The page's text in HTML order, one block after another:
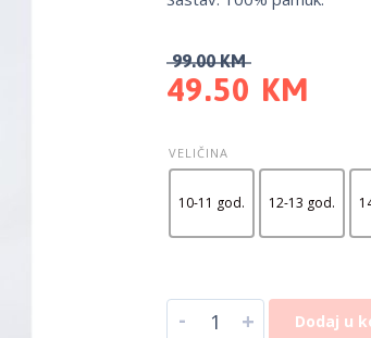
99.00KM
49.50 KM
VELIČINA
10-11 god. 12-13 god.
- + Dodaj u